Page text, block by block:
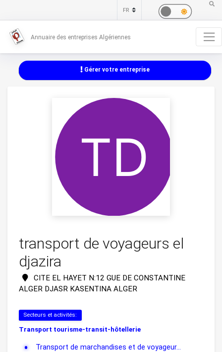
Annuaire des entreprises Algériennes
Gérer votre entreprise
transport de voyageurs el
djazira
CITE EL HAYET N:12 GUE DE CONSTANTINE
ALGER DJASR KASENTINA ALGER
Secteurs et activités:
Transport tourisme-transit-hôtellerie
Transport de marchandises et de voyageur...